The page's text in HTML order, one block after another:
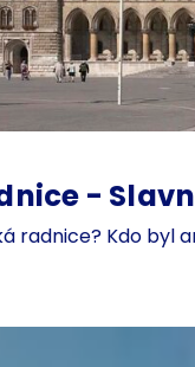
-
radnice? Kdo byl